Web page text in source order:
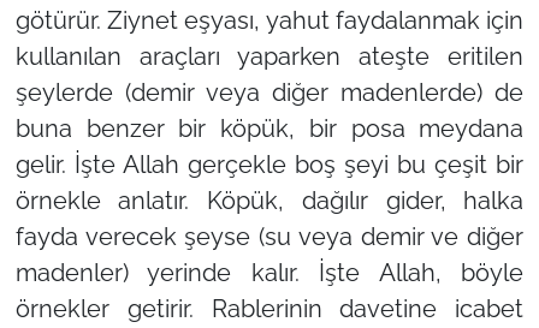
götürür. Ziynet eşyası, yahut faydalanmak için
kullanılan araçları yaparken ateşte eritilen
şeylerde (demir veya diğer madenlerde) de
buna benzer bir köpük, bir posa meydana
gelir. İşte Allah gerçekle boş şeyi bu çeşit bir
örnekle anlatır. Köpük, dağılır gider, halka
fayda verecek şeyse (su veya demir ve diğer
madenler) yerinde kalır. İşte Allah, böyle
örnekler getirir. Rablerinin davetine icabet